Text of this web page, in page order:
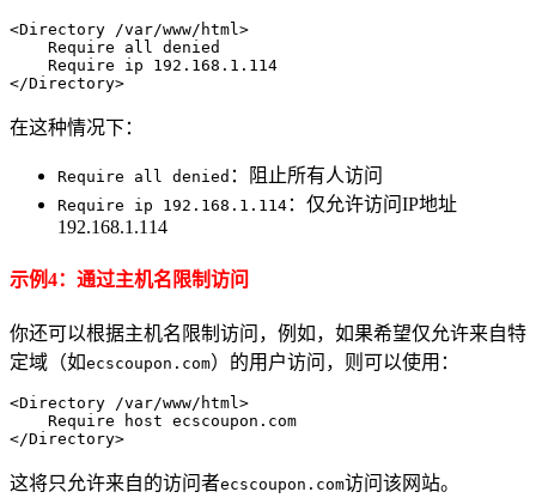
<Directory /var/www/html>
    Require all denied
    Require ip 192.168.1.114
</Directory>
在这种情况下：
Require all denied ：阻止所有人访问
Require ip 192.168.1.114 ：仅允许访问IP地址
192.168.1.114
示例4：通过主机名限制访问
你还可以根据主机名限制访问，例如，如果希望仅允许来自特
定域（如ecscoupon.com）的用户访问，则可以使用：
<Directory /var/www/html>
    Require host ecscoupon.com
</Directory>
这将只允许来自的访问者ecscoupon.com访问该网站。